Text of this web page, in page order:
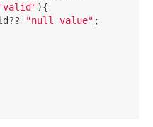
){
?? "null value" ;